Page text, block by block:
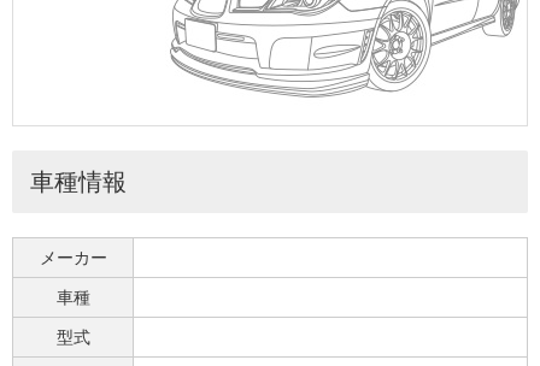
車種情報
メーカー
車種
型式